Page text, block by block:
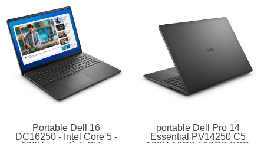
EN STOCK
Portable Dell 16
DC16250 - Intel Core 5 -
120U jusqu'à 5 GHz -
EN STOCK
portable Dell Pro 14
Essential PV14250 C5
120U 16GB 512GB SSD